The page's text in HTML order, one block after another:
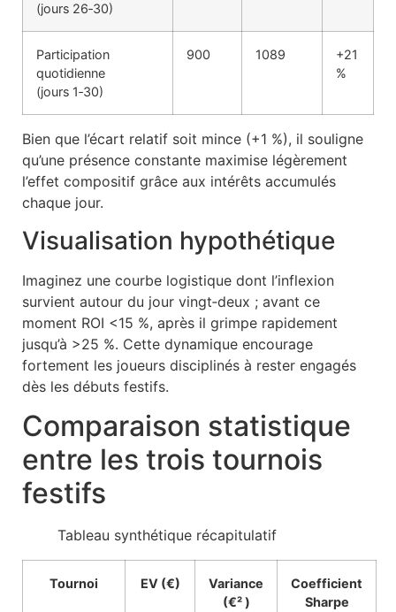
(jours 26‑30)
Participation
quotidienne
(jours 1‑30)
900 1089
+21
%
Bien que l’écart relatif soit mince (+1 %), il souligne
qu’une présence constante maximise légèrement
l’effet compositif grâce aux intérêts accumulés
chaque jour.
Visualisation hypothétique
Imaginez une courbe logistique dont l’inflexion
survient autour du jour vingt‐deux ; avant ce
moment ROI <15 %, après il grimpe rapidement
jusqu’à >25 %. Cette dynamique encourage
fortement les joueurs disciplinés à rester engagés
dès les débuts festifs.
Comparaison statistique
entre les trois tournois
festifs
Tableau synthétique récapitulatif
Tournoi EV (€)
Variance
(€² )
Coefficient
Sharpe